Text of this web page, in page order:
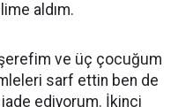
aldım.
ve üç çocuğum
sarf ettin ben de
iade ediyorum. İkinci